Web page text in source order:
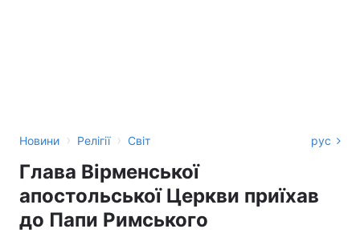
Новини › Релігії › Світ рус
Глава Вірменської
апостольської Церкви приїхав
до Папи Римського